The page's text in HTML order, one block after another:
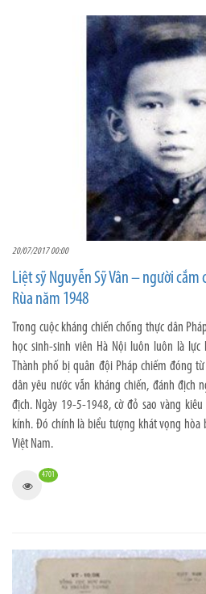
20/07/2017 00:00
Liệt sỹ Nguyễn Sỹ Vân – người cắm
Rùa năm 1948
Trong cuộc kháng chiến chống thực dân
học sinh-sinh viên Hà Nội luôn luôn là lực
Thành phố bị quân đội Pháp chiếm đóng
dân yêu nước vẫn kháng chiến, đánh địch
địch. Ngày 19-5-1948, cờ đỏ sao vàng
kính. Đó chính là biểu tượng khát vọng hòa
Việt Nam.
4701